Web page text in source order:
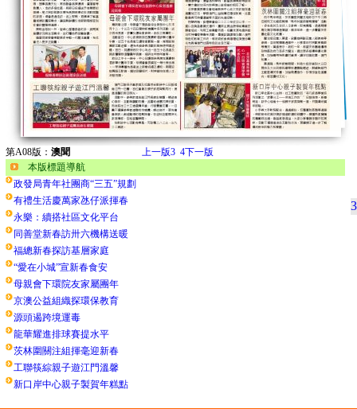
第A08版： 澳聞 上一版3 4下一版
本版標題導航
政發局青年社團商“三五”規劃
有禮生活慶萬家氹仔派揮春
永樂：續搭社區文化平台
同善堂新春訪卅六機構送暖
福總新春探訪基層家庭
“愛在小城”宣新春食安
母親會下環院友家屬團年
京澳公益組織探環保教育
源頭遏跨境運毒
龍華耀進排球賽提水平
茨林圍關注組揮毫迎新春
工聯筷綜親子遊江門溫馨
新口岸中心親子製賀年糕點
3